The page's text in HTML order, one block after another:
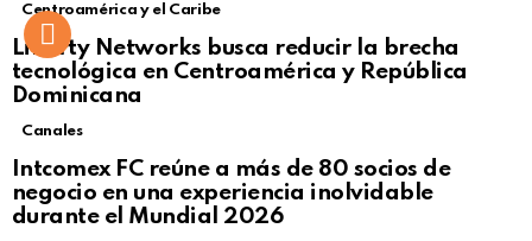
Centroamérica y el Caribe
Liberty Networks busca reducir la brecha
tecnológica en Centroamérica y República
Dominicana
Canales
Intcomex FC reúne a más de 80 socios de
negocio en una experiencia inolvidable
durante el Mundial 2026